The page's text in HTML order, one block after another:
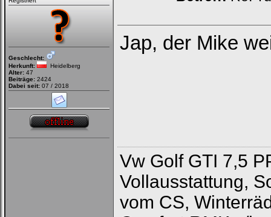
Geschlecht:
Herkunft:
Heidelberg
Alter: 47
Beiträge: 2424
Dabei seit: 07 / 2018
Jap, der Mike
Vw Golf GTI 7,5
Vollausstattung,
vom CS,